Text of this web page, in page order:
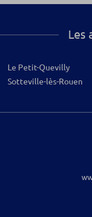
Plus d’infos
Les
Le Petit-Quevilly
Sotteville-lès-Rouen